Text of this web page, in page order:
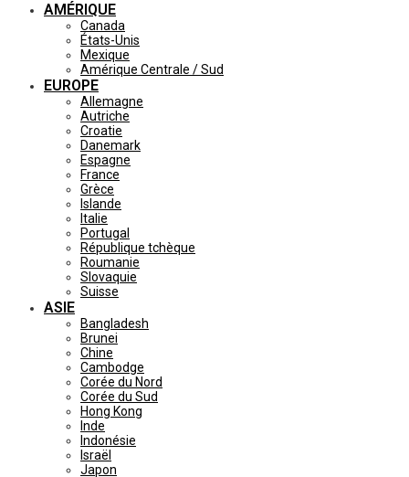
AMÉRIQUE
Canada
États-Unis
Mexique
Amérique Centrale / Sud
EUROPE
Allemagne
Autriche
Croatie
Danemark
Espagne
France
Grèce
Islande
Italie
Portugal
République tchèque
Roumanie
Slovaquie
Suisse
ASIE
Bangladesh
Brunei
Chine
Cambodge
Corée du Nord
Corée du Sud
Hong Kong
Inde
Indonésie
Israël
Japon